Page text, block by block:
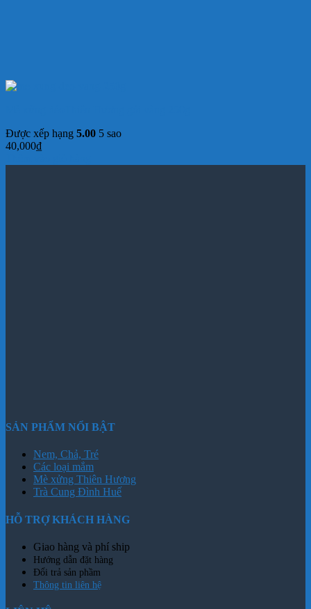
Được xếp hạng 5.00 5 sao
40,000₫
SẢN PHẨM NỔI BẬT
Nem, Chả, Tré
Các loại mắm
Mè xửng Thiên Hương
Trà Cung Đình Huế
HỖ TRỢ KHÁCH HÀNG
Giao hàng và phí ship
Hướng dẫn đặt hàng
Đổi trả sản phầm
Thông tin liên hệ